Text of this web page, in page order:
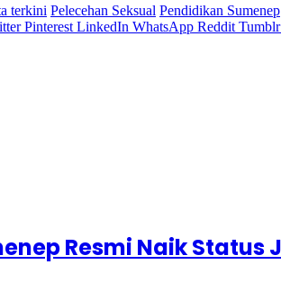
terkini Pelecehan Seksual Pendidikan Sumenep
Pinterest LinkedIn WhatsApp Reddit Tumblr
Resmi Naik